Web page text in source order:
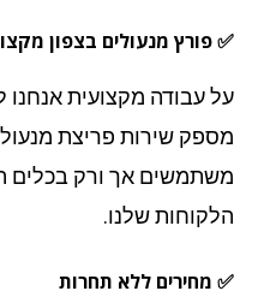
מנעולים בצפון מקצועי
עבודה מקצועית אנחנו לא
שירות פריצת מנעולים
אך ורק בכלים
שלנו.
מחירים ללא תחרות